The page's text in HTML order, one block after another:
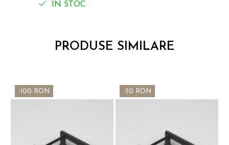
IN STOC
PRODUSE SIMILARE
-100 RON -50 RON